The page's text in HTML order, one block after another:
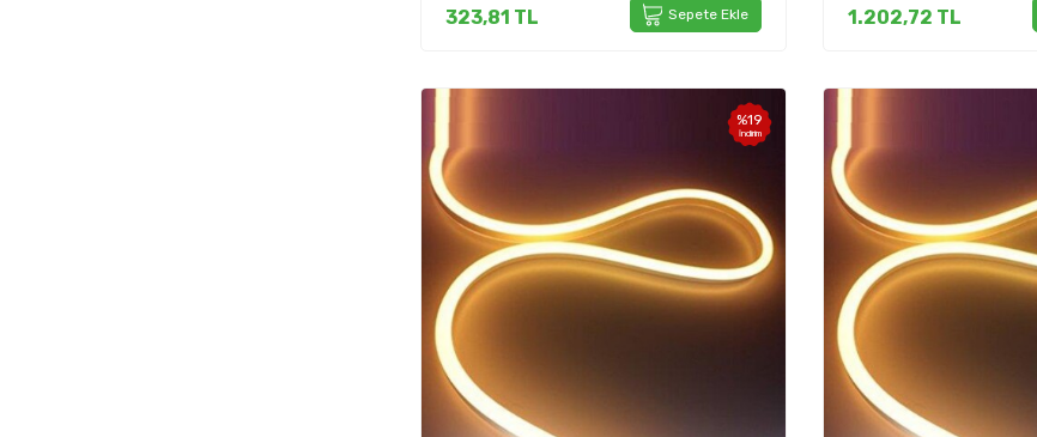
323,81 TL Sepete Ekle 1.202,72 TL
%19
İndirim